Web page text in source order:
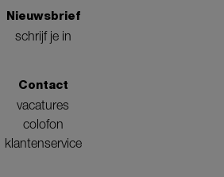
Nieuwsbrief
schrijf je in
Contact
vacatures
colofon
klantenservice